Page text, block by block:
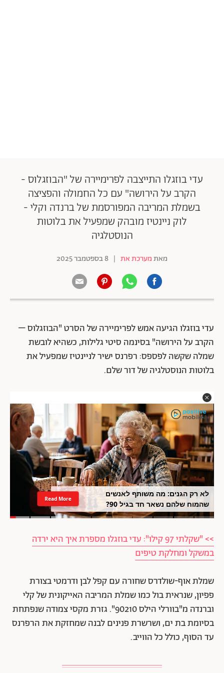
עדי בוזגלו התייצבה לפרימיירה של "הבוזגלוס -
הקרב על הירושה" עם כל החמולה והפציצה
בשמלת המריבה המפורסמת של ברנדה וקלי -
לוק ניינטיז מובהק שמפעיל את בלוטות
הנוסטלגיה
מאתמערכת את | 8 בספטמבר 2025
עדי בוזגלו הגיעה אמש לפרימיירה של הסרט "הבוזגלוס –
הקרב על הירושה" בסינמה סיטי גלילות, כשהיא לובשת
שמלה שקשה לפספס: רפרנס ישיר לניינטיז שמפעיל את
בלוטות הנוסטלגיה של דור שלם.
לא רק הגנים: מה משותף לאנשים
שהמוח שלהם נשאר חד בגיל 90?
Read More
>> "שקלתי 97 קילו": עדי בוזגלו מספרת איך היא ירדה
במשקל ומחלקת טיפים
שמלת אוף-שולדרס שחורה עם קפל לבן ודרמטי בצורת
פפיון, שנראית בול כמו שמלת המריבה האייקונית של קלי
וברנדה מ"בוורלי הילס 90210". גזרת מקסי צמודה שנפתחת
בסיומת בת ים, ושרשרת פנינים לבנה שמחזקת את הרפרנס
עד הסוף, כולל כל הווייב.